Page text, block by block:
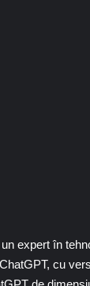
expert în
cu